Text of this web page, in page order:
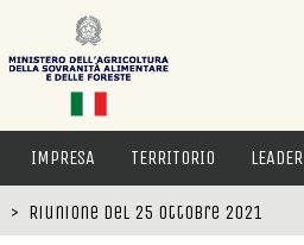
IMPRESA TERRITORIO LEADER
> Riunione del 25 ottobre 2021